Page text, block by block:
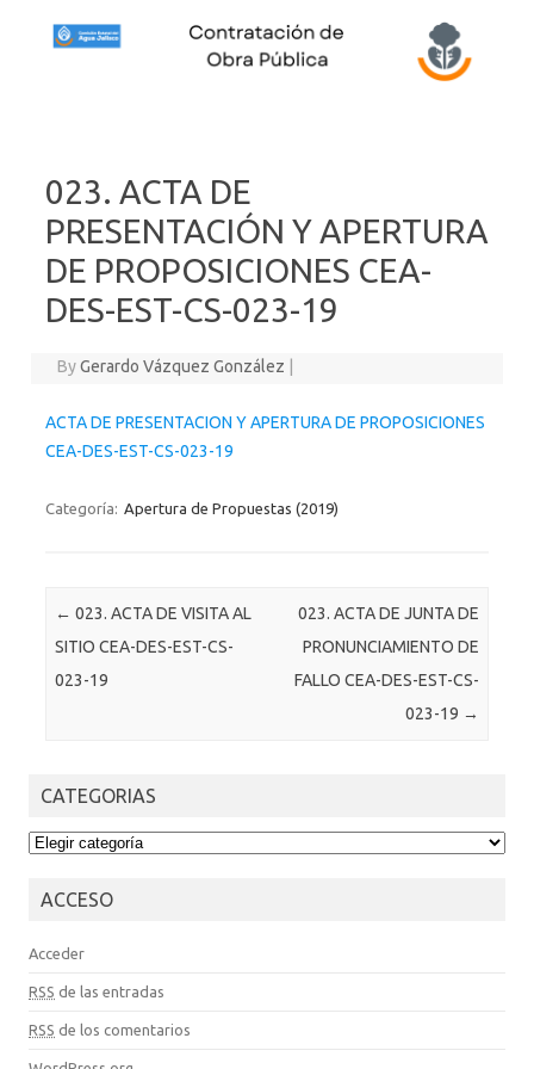
023. ACTA DE
PRESENTACIÓN Y APERTURA
DE PROPOSICIONES CEA-
DES-EST-CS-023-19
ByGerardo Vázquez González
ACTA DE PRESENTACION Y APERTURA DE PROPOSICIONES
CEA-DES-EST-CS-023-19
Categoría: Apertura de Propuestas (2019)
Post navigation
← 023. ACTA DE VISITA AL
SITIO CEA-DES-EST-CS-
023-19
023. ACTA DE JUNTA DE
PRONUNCIAMIENTO DE
FALLO CEA-DES-EST-CS-
023-19 →
CATEGORIAS
CATEGORIAS
ACCESO
Acceder
RSS de las entradas
RSS de los comentarios